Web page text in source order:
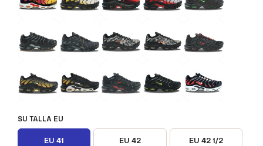
SU TALLA EU
EU 41 EU 42 EU 42 1/2